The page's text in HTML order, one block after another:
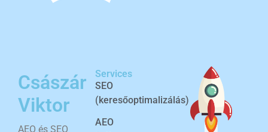
Császár
Viktor
AEO és SEO
Services
SEO
(keresőoptimalizálás)
AEO